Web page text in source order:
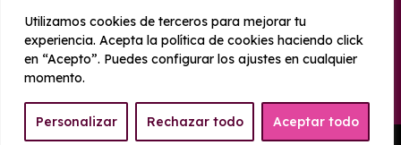
Utilizamos cookies de terceros para mejorar tu
experiencia. Acepta la política de cookies haciendo click
en “Acepto”. Puedes configurar los ajustes en cualquier
momento.
Personalizar Rechazar todo Aceptar todo
© 2020 - 2026 Azahara Renting
Aviso legal y Privacidad